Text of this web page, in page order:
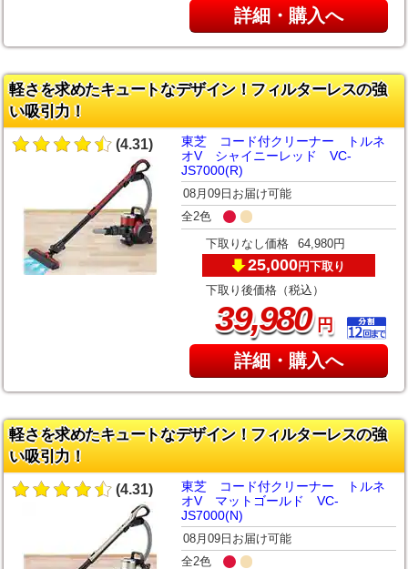
詳細・購入へ
軽さを求めたキュートなデザイン！フィルターレスの強
い吸引力！
(4.31)
東芝 コード付クリーナー トルネ
オV シャイニーレッド VC-
JS7000(R)
08月09日お届け可能
全2色
下取りなし価格 64,980円
25,000円下取り
下取り後価格（税込）
39,980円
詳細・購入へ
軽さを求めたキュートなデザイン！フィルターレスの強
い吸引力！
(4.31)
東芝 コード付クリーナー トルネ
オV マットゴールド VC-
JS7000(N)
08月09日お届け可能
全2色